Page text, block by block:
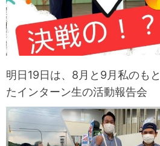
明日19日は、8月と9月私のも
たインターン生の活動報告会